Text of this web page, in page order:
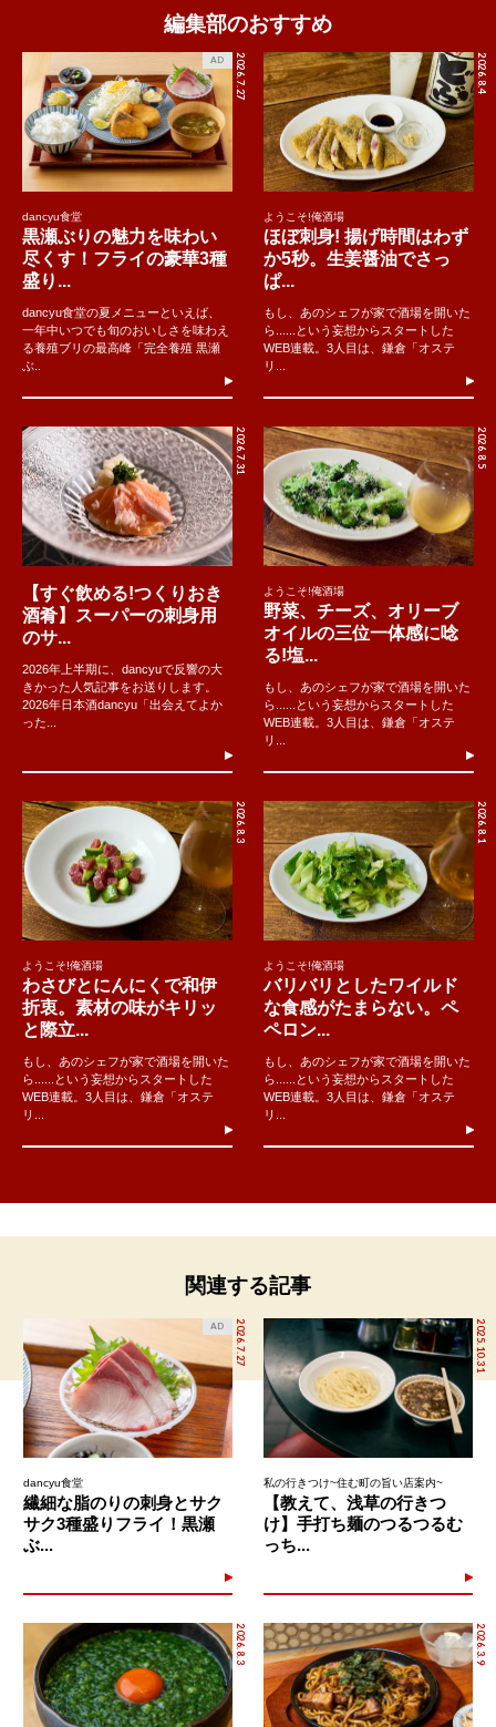
編集部のおすすめ
2026.7.27
AD
dancyu食堂
黒瀬ぶりの魅力を味わい
尽くす！フライの豪華3種
盛り...
dancyu食堂の夏メニューといえば、
一年中いつでも旬のおいしさを味わえ
る養殖ブリの最高峰「完全養殖 黒瀬
ぶ..
2026.8.4
ようこそ!俺酒場
ほぼ刺身! 揚げ時間はわず
か5秒。生姜醤油でさっ
ぱ...
もし、あのシェフが家で酒場を開いた
ら......という妄想からスタートした
WEB連載。3人目は、鎌倉「オステ
リ...
2026.7.31
【すぐ飲める!つくりおき
酒肴】スーパーの刺身用
のサ...
2026年上半期に、dancyuで反響の大
きかった人気記事をお送りします。
2026年日本酒dancyu「出会えてよか
った...
2026.8.5
ようこそ!俺酒場
野菜、チーズ、オリーブ
オイルの三位一体感に唸
る!塩...
もし、あのシェフが家で酒場を開いた
ら......という妄想からスタートした
WEB連載。3人目は、鎌倉「オステ
リ...
2026.8.3
ようこそ!俺酒場
わさびとにんにくで和伊
折衷。素材の味がキリッ
と際立...
もし、あのシェフが家で酒場を開いた
ら......という妄想からスタートした
WEB連載。3人目は、鎌倉「オステ
リ...
2026.8.1
ようこそ!俺酒場
バリバリとしたワイルド
な食感がたまらない。ペ
ペロン...
もし、あのシェフが家で酒場を開いた
ら......という妄想からスタートした
WEB連載。3人目は、鎌倉「オステ
リ...
関連する記事
2026.7.27
AD
dancyu食堂
繊細な脂のりの刺身とサク
サク3種盛りフライ！黒瀬
ぶ...
2025.10.31
私の行きつけ~住む町の旨い店案内~
【教えて、浅草の行きつ
け】手打ち麺のつるつるむ
っち...
2026.8.3 2026.3.9